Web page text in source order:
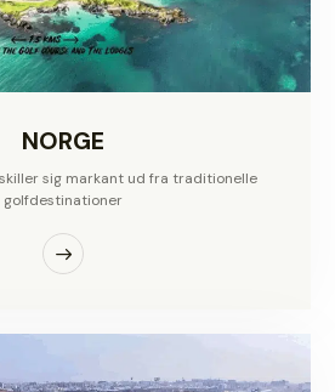
NORGE
sig markant ud fra traditionelle
golfdestinationer